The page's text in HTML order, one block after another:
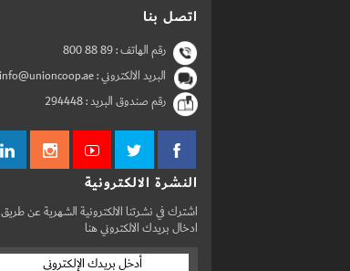
اتصل بنا
رقم الهاتف :800 88 89
البريد الالكتروني : info@unioncoop.ae
رقم صندوق البريد :294448
النشرة الالكترونية
اشترك في نشرتنا الالكترونية الشهرية عن طريق
ادخال بريدك الالكتروني هنا